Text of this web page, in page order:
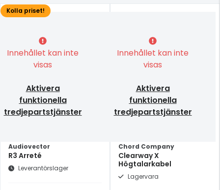
Innehållet kan inte
visas
Aktivera
funktionella
tredjepartstjänster
Audiovector
R3 Arreté
Leverantörslager
Kolla priset!
Innehållet kan inte
visas
Aktivera
funktionella
tredjepartstjänster
Chord Company
Clearway X
Högtalarkabel
Lagervara